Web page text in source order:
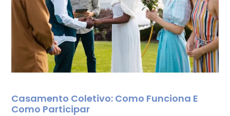
Casamento Coletivo: Como Funciona E
Como Participar